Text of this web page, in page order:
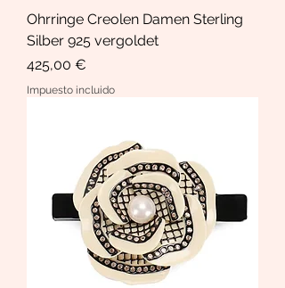
Ohrringe Creolen Damen Sterling
Silber 925 vergoldet
Precio
425,00 €
Impuesto incluido